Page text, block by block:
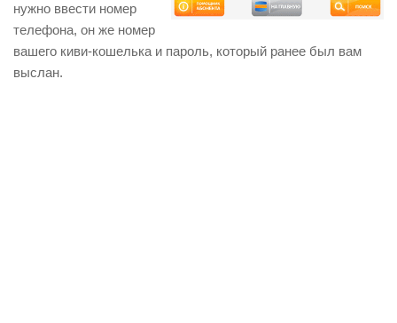
нужно ввести номер
телефона, он же номер
вашего киви-кошелька и пароль, который ранее был вам
выслан.